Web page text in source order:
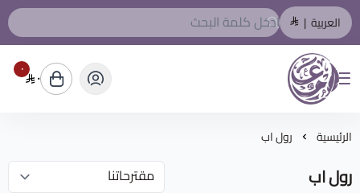
العربية |
المصمم العربي
٠ ٠
الرئيسية رول اب
رول اب